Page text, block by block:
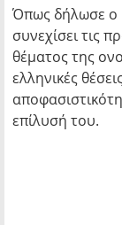
Όπως δήλωσε ο
συνεχίσει τις
θέματος της
ελληνικές
επίλυσή του.